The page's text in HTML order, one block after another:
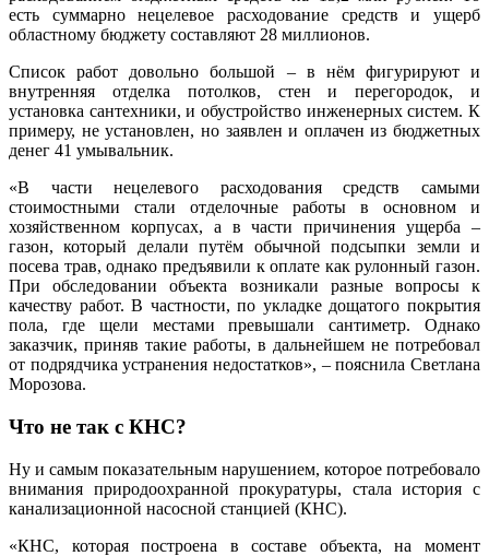
есть суммарно нецелевое расходование средств и ущерб
областному бюджету составляют 28 миллионов.
Список работ довольно большой – в нём фигурируют и
внутренняя отделка потолков, стен и перегородок, и
установка сантехники, и обустройство инженерных систем. К
примеру, не установлен, но заявлен и оплачен из бюджетных
денег 41 умывальник.
«В части нецелевого расходования средств самыми
стоимостными стали отделочные работы в основном и
хозяйственном корпусах, а в части причинения ущерба –
газон, который делали путём обычной подсыпки земли и
посева трав, однако предъявили к оплате как рулонный газон.
При обследовании объекта возникали разные вопросы к
качеству работ. В частности, по укладке дощатого покрытия
пола, где щели местами превышали сантиметр. Однако
заказчик, приняв такие работы, в дальнейшем не потребовал
от подрядчика устранения недостатков», – пояснила Светлана
Морозова.
Что не так с КНС?
Ну и самым показательным нарушением, которое потребовало
внимания природоохранной прокуратуры, стала история с
канализационной насосной станцией (КНС).
«КНС, которая построена в составе объекта, на момент